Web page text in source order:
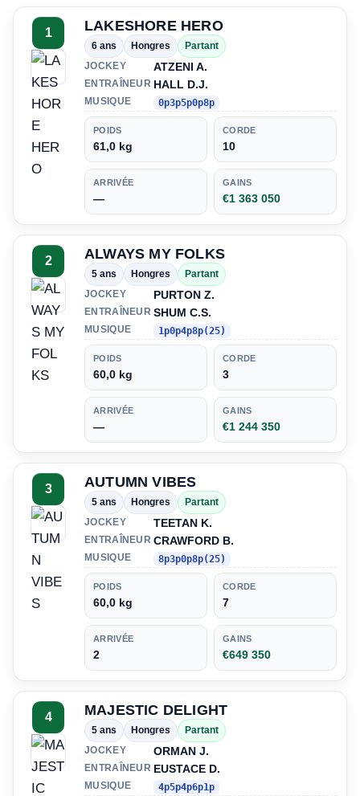
1 LAKESHORE HERO
6 ans Hongres
Partant
JOCKEY
ATZENI A.
ENTRAÎNEUR HALL D.J.
MUSIQUE 0p3p5p0p8p
POIDS
61,0 kg
CORDE
10
ARRIVÉE
—
GAINS
€1 363 050
2 ALWAYS MY FOLKS
5 ans Hongres
Partant
JOCKEY
PURTON Z.
ENTRAÎNEUR SHUM C.S.
MUSIQUE 1p0p4p8p(25)
POIDS
60,0 kg
CORDE
3
ARRIVÉE
—
GAINS
€1 244 350
3 AUTUMN VIBES
5 ans Hongres
Partant
JOCKEY
TEETAN K.
ENTRAÎNEUR CRAWFORD B.
MUSIQUE 8p3p0p8p(25)
POIDS
60,0 kg
CORDE
7
ARRIVÉE
2
GAINS
€649 350
4 MAJESTIC DELIGHT
5 ans Hongres
Partant
JOCKEY
ORMAN J.
ENTRAÎNEUR EUSTACE D.
MUSIQUE 4p5p4p6p1p